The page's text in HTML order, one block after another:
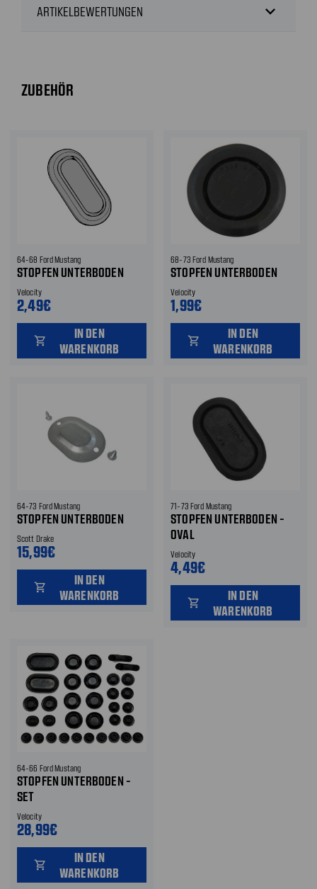
ARTIKELBEWERTUNGEN expand_more
ZUBEHÖR
64-68 Ford Mustang
STOPFEN UNTERBODEN
Velocity
2,49€
shopping_cart
IN DEN
WARENKORB
68-73 Ford Mustang
STOPFEN UNTERBODEN
Velocity
1,99€
shopping_cart
IN DEN
WARENKORB
64-73 Ford Mustang
STOPFEN UNTERBODEN
Scott Drake
15,99€
shopping_cart
IN DEN
WARENKORB
71-73 Ford Mustang
STOPFEN UNTERBODEN -
OVAL
Velocity
4,49€
shopping_cart
IN DEN
WARENKORB
64-66 Ford Mustang
STOPFEN UNTERBODEN -
SET
Velocity
28,99€
shopping_cart
IN DEN
WARENKORB